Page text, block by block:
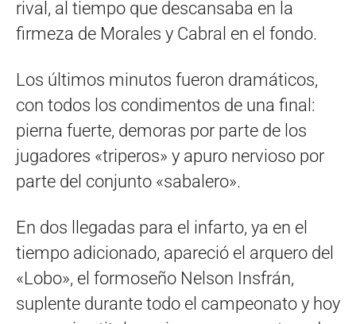
rival, al tiempo que descansaba en la
firmeza de Morales y Cabral en el fondo.
Los últimos minutos fueron dramáticos,
con todos los condimentos de una final:
pierna fuerte, demoras por parte de los
jugadores «triperos» y apuro nervioso por
parte del conjunto «sabalero».
En dos llegadas para el infarto, ya en el
tiempo adicionado, apareció el arquero del
«Lobo», el formoseño Nelson Insfrán,
suplente durante todo el campeonato y hoy